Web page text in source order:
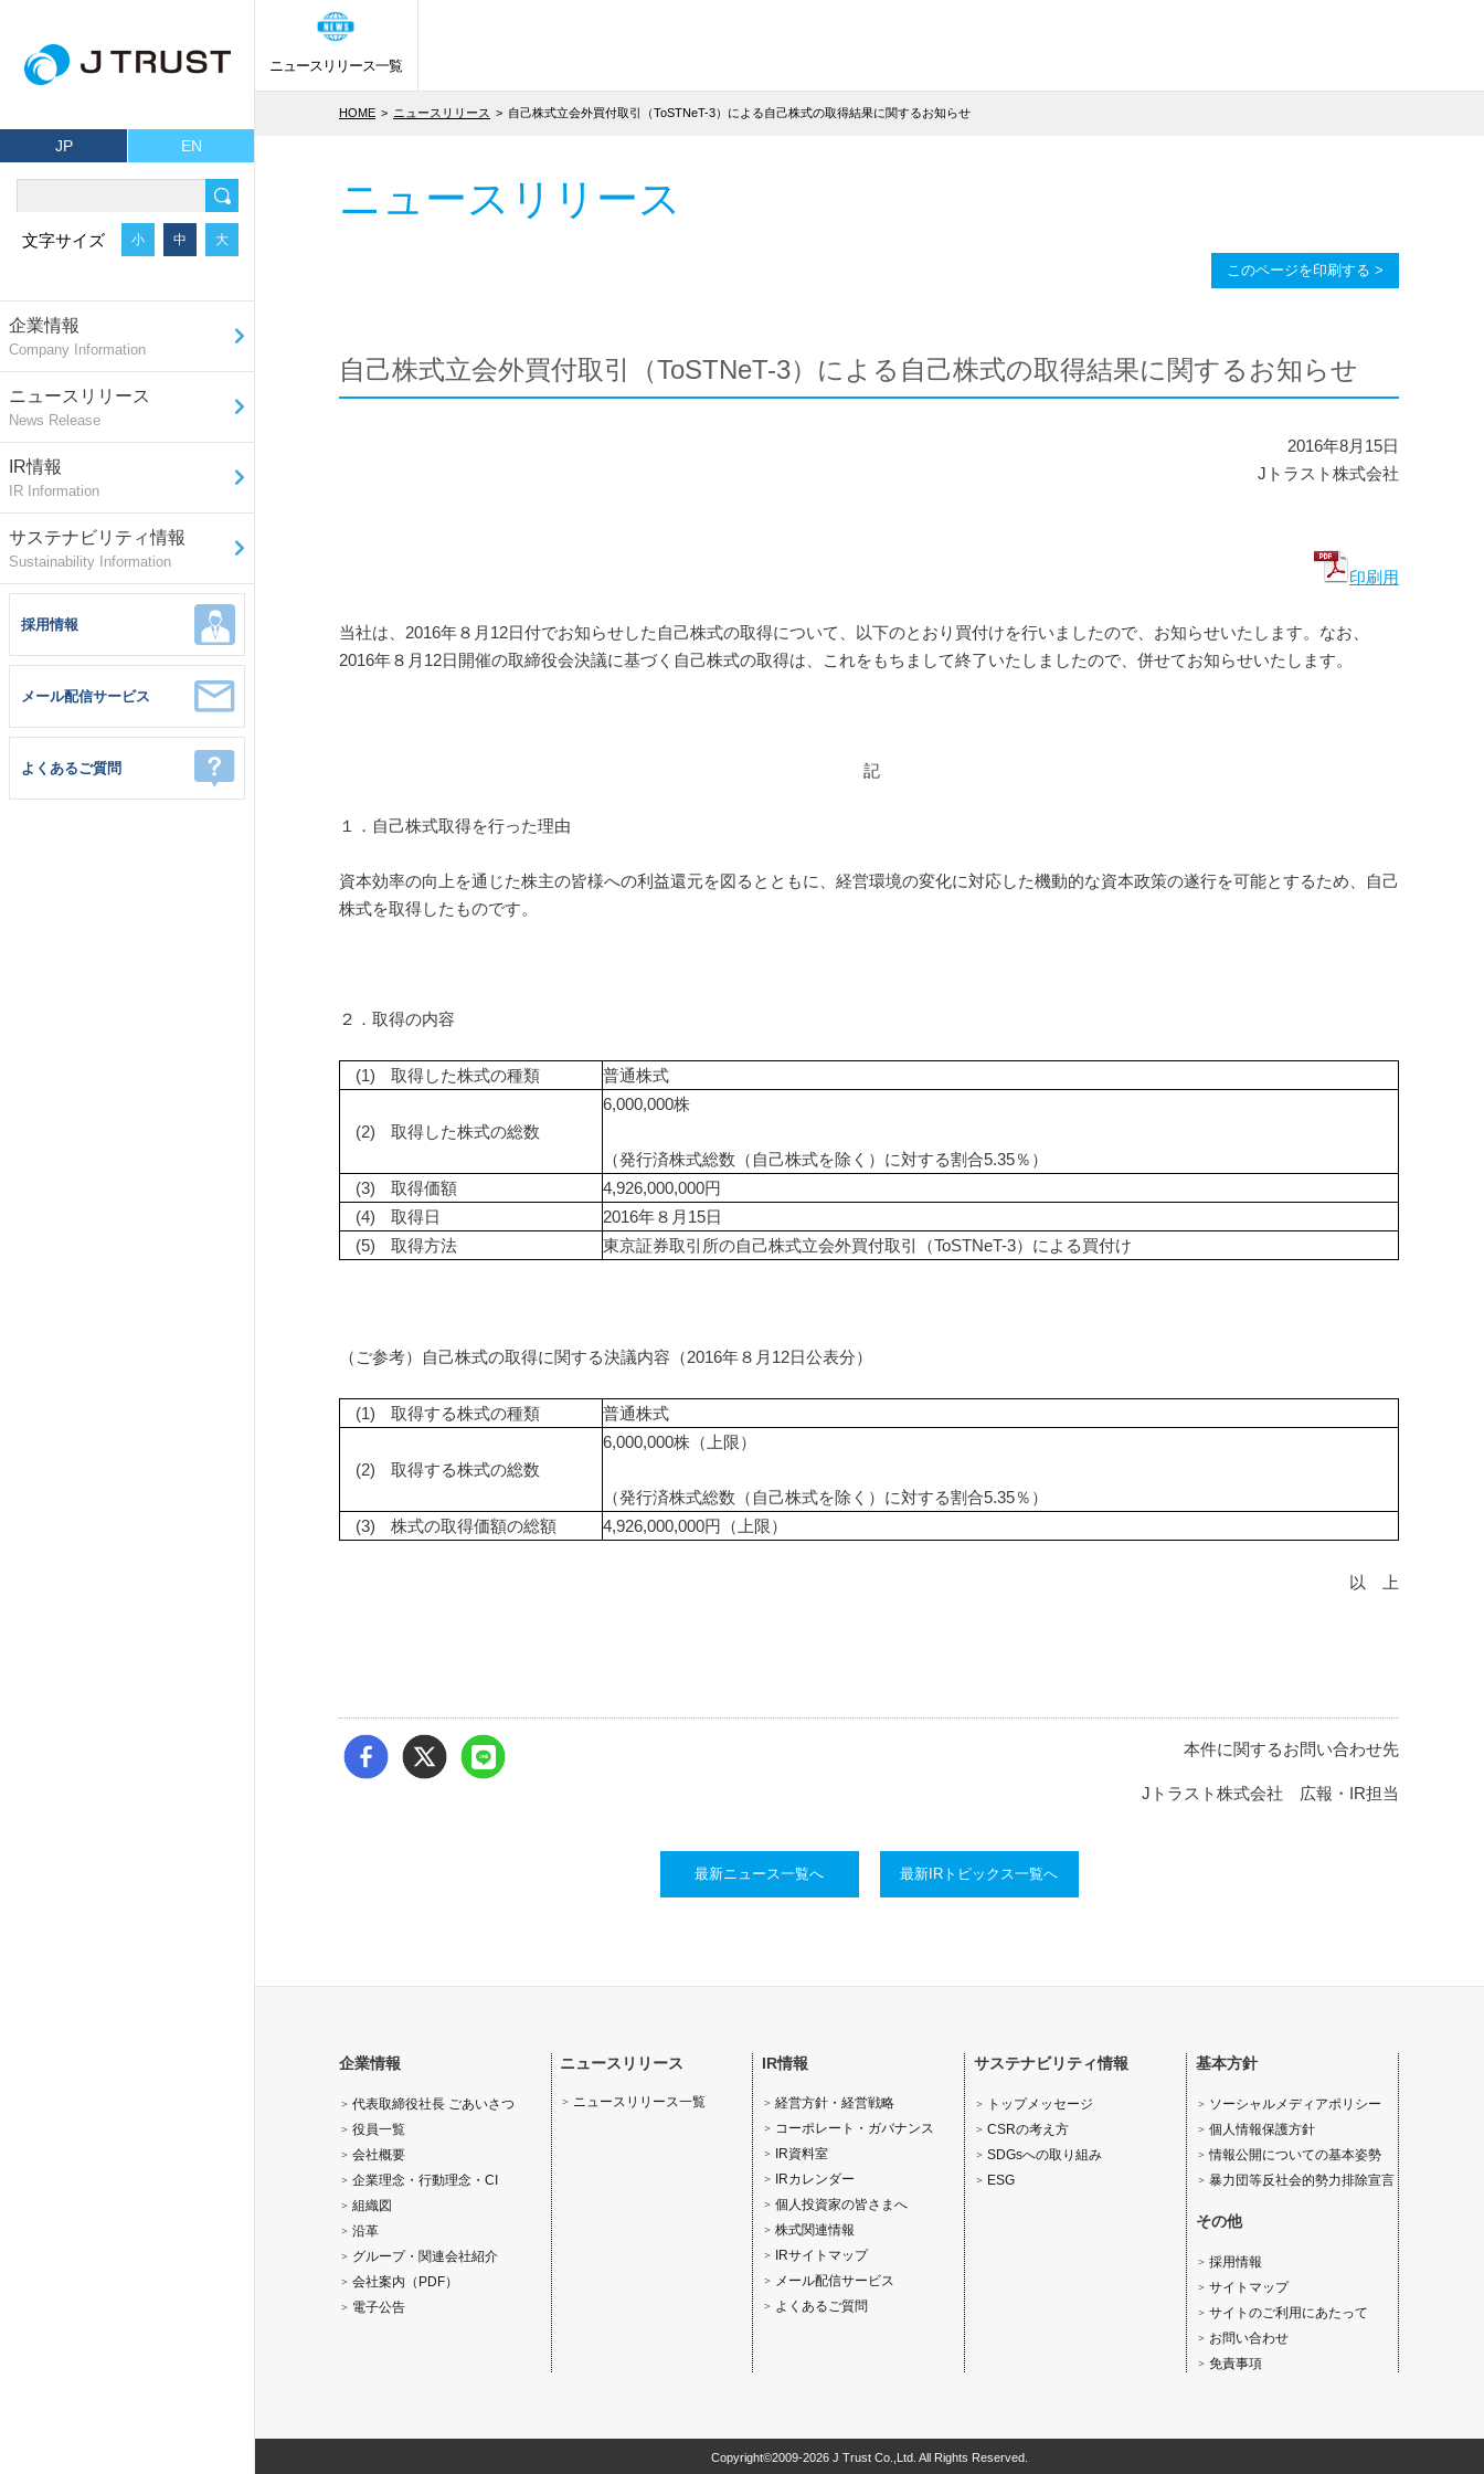
JP EN
文字サイズ 小 中 大
企業情報
Company Information
ニュースリリース
News Release
IR情報
IR Information
サステナビリティ情報
Sustainability Information
採用情報
メール配信サービス
よくあるご質問
ニュースリリース一覧
HOME ニュースリリース 自己株式立会外買付取引（ToSTNeT-3）による自己株式の取得結果に関するお知らせ
ニュースリリース
このページを印刷する >
自己株式立会外買付取引（ToSTNeT-3）による自己株式の取得結果に関するお知らせ
2016年8月15日
Jトラスト株式会社
印刷用
当社は、2016年８月12日付でお知らせした自己株式の取得について、以下のとおり買付けを行いましたので、お知らせいたします。なお、
2016年８月12日開催の取締役会決議に基づく自己株式の取得は、これをもちまして終了いたしましたので、併せてお知らせいたします。
記
１．自己株式取得を行った理由
資本効率の向上を通じた株主の皆様への利益還元を図るとともに、経営環境の変化に対応した機動的な資本政策の遂行を可能とするため、自己
株式を取得したものです。
２．取得の内容
(1) 取得した株式の種類 普通株式
(2) 取得した株式の総数
6,000,000株
（発行済株式総数（自己株式を除く）に対する割合5.35％）
(3)
取得価額
4,926,000,000円
(4)
取得日
2016年８月15日
(5)
取得方法 東京証券取引所の自己株式立会外買付取引（ToSTNeT-3）による買付け
（ご参考）自己株式の取得に関する決議内容（2016年８月12日公表分）
(1) 取得する株式の種類 普通株式
(2) 取得する株式の総数
6,000,000株（上限）
（発行済株式総数（自己株式を除く）に対する割合5.35％）
(3)
株式の取得価額の総額 4,926,000,000円（上限）
以　上
本件に関するお問い合わせ先
Jトラスト株式会社 広報・IR担当
最新ニュース一覧へ 最新IRトピックス一覧へ
企業情報
代表取締役社長 ごあいさつ
役員一覧
会社概要
企業理念・行動理念・CI
組織図
沿革
グループ・関連会社紹介
会社案内（PDF）
電子公告
ニュースリリース
ニュースリリース一覧
IR情報
経営方針・経営戦略
コーポレート・ガバナンス
IR資料室
IRカレンダー
個人投資家の皆さまへ
株式関連情報
IRサイトマップ
メール配信サービス
よくあるご質問
サステナビリティ情報
トップメッセージ
CSRの考え方
SDGsへの取り組み
ESG
基本方針
ソーシャルメディアポリシー
個人情報保護方針
情報公開についての基本姿勢
暴力団等反社会的勢力排除宣言
その他
採用情報
サイトマップ
サイトのご利用にあたって
お問い合わせ
免責事項
Copyright©2009-2026 J Trust Co.,Ltd. All Rights Reserved.